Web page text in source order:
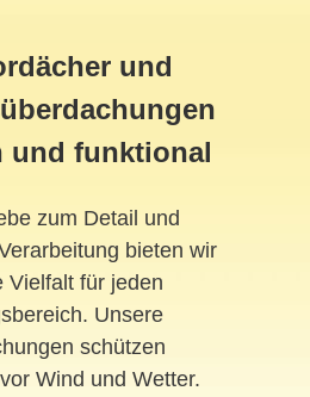
und
und funktional
zum Detail und
bieten wir
Vielfalt für jeden
Unsere
schützen
Wind und Wetter.